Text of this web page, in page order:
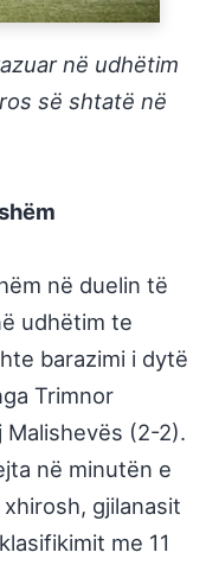
në udhëtim
së shtatë në
në duelin të
udhëtim te
barazimi i dytë
Trimnor
Malishevës (2-2).
në minutën e
gjilanasit
me 11